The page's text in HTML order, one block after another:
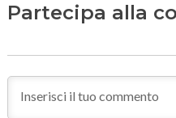
Partecipa alla